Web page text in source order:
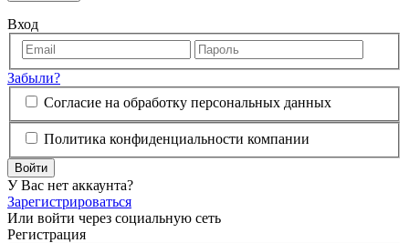
Вход
Забыли?
Согласие на обработку персональных данных
Политика конфиденциальности компании
Войти
У Вас нет аккаунта?
Зарегистрироваться
Или войти через социальную сеть
Регистрация